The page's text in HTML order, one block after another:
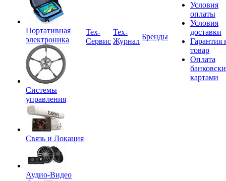
Портативная
электроника
Системы
управления
Связь и Локация
Аудио-Видео
Tex-
Сервис
Тех-
Журнал
Бренды
Условия
оплаты
Условия
доставки
Гарантия
товар
Оплата
картами